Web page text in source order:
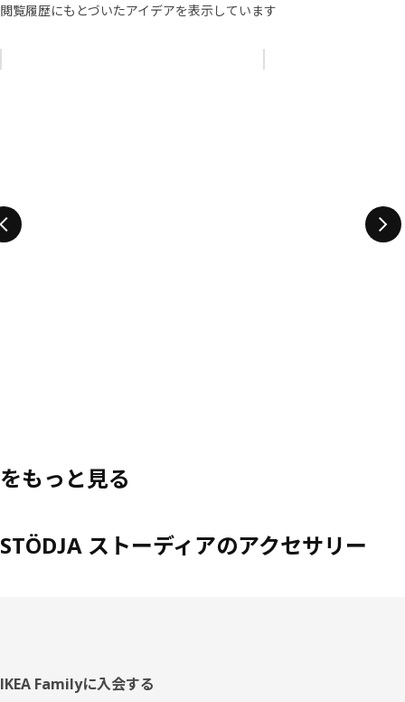
閲覧履歴にもとづいたアイデアを表示しています
をもっと見る
STÖDJA ストーディアのアクセサリー
フ
IKEA Familyに入会する